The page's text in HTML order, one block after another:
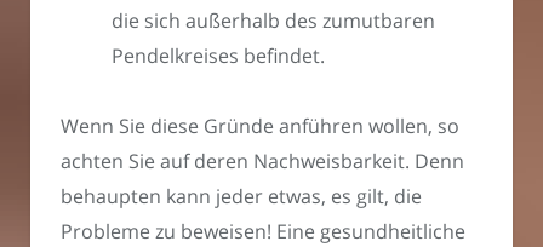
die sich außerhalb des zumutbaren
Pendelkreises befindet.
Wenn Sie diese Gründe anführen wollen, so
achten Sie auf deren Nachweisbarkeit. Denn
behaupten kann jeder etwas, es gilt, die
Probleme zu beweisen! Eine gesundheitliche